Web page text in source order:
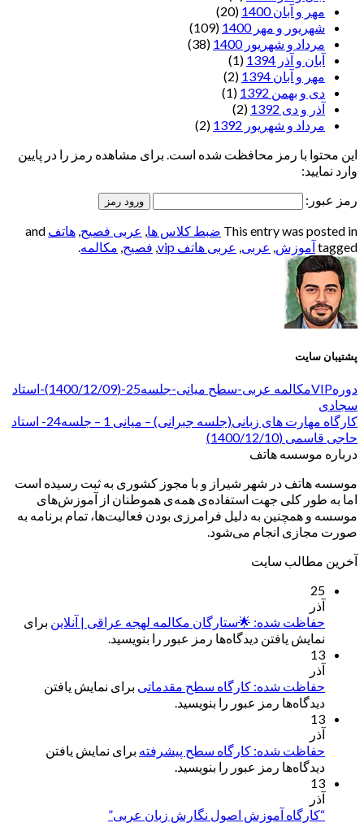
مهر و آبان 1400
(20)
شهریور و مهر 1400
(109)
مرداد و شهریور 1400
(38)
آبان و آذر 1394
(1)
مهر و آبان 1394
(2)
دی و بهمن 1392
(1)
آذر و دی 1392
(2)
مرداد و شهریور 1392
(2)
این محتوا با رمز محافظت شده است. برای مشاهده رمز را در پایین
وارد نمایید:
رمز عبور:
This entry was posted in ضبط کلاس ها, عربی فصیح, هاتف and
tagged آموزش, عربی, عربی هاتف vip , فصیح, مکالمه.
پشتیبان سایت
دورهVIPمکالمه عربی-سطح میانی-جلسه25-(1400/12/09)-استاد
سجادی
کارگاه مهارت های زبانی(جلسه جبرانی) – میانی 1 – جلسه24- استاد
حاجی قاسمی (1400/12/10)
درباره موسسه هاتف
موسسه هاتف در شهر شیراز و با مجوز کشوری به ثبت رسیده است
اما به طور کلی جهت استفاده‌ی همه‌ی هموطنان از آموزش‌های
موسسه و همچنین به دلیل فرامرزی بودن فعالیت‌ها، تمام برنامه به
صورت مجازی انجام می‌شود.
آخرین مطالب سایت
25
آذر
حفاظت شده: 🌟ستارگان مکالمه لهجه عراقی | آنلاین برای
نمایش یافتن دیدگاه‌ها رمز عبور را بنویسید.
13
آذر
حفاظت شده: کارگاه سطح مقدماتی برای نمایش یافتن
دیدگاه‌ها رمز عبور را بنویسید.
13
آذر
حفاظت شده: کارگاه سطح پیشرفته برای نمایش یافتن
دیدگاه‌ها رمز عبور را بنویسید.
13
آذر
“کارگاه آموزش اصول نگارش زبان عربی”